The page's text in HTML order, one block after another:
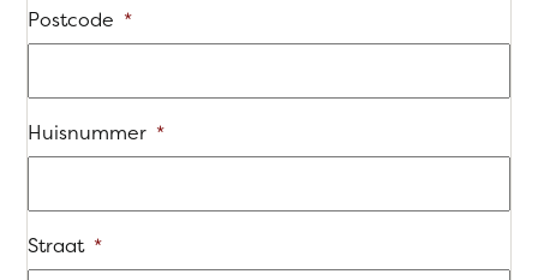
Postcode *
Huisnummer *
Straat *